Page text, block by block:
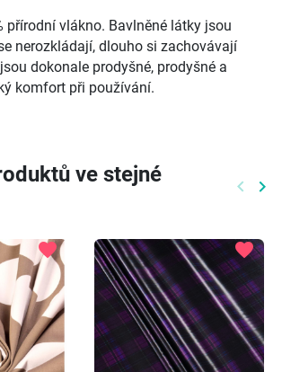
přírodní vlákno. Bavlněné látky jsou
nerozkládají, dlouho si zachovávají
dokonale prodyšné, prodyšné a
komfort při používání.
ve stejné
keyboard_arrow_left keyboard_arrow_right
favorite favorite